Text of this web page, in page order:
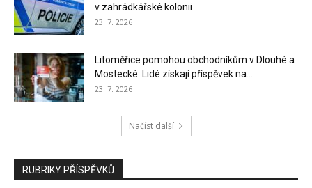
v zahrádkářské kolonii
23. 7. 2026
Litoměřice pomohou obchodníkům v Dlouhé a
Mostecké. Lidé získají příspěvek na...
23. 7. 2026
Načíst další
RUBRIKY PŘÍSPĚVKŮ